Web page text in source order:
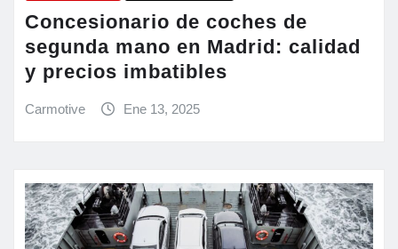
Concesionario de coches de
segunda mano en Madrid: calidad
y precios imbatibles
Carmotive Ene 13, 2025